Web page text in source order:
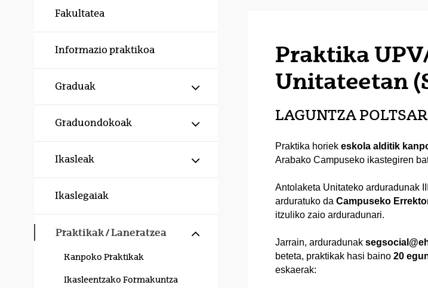
Fakultatea
Informazio praktikoa
Graduak Erakutsi/izkutatu azpiorriak
Graduondokoak Erakutsi/izkutatu azpiorriak
Ikasleak Erakutsi/izkutatu azpiorriak
Ikaslegaiak
Praktikak / Laneratzea Erakutsi/izkutatu azpiorriak
Kanpoko Praktikak
Ikasleentzako Formakuntza
Praktika
Unitateetan
LAGUNTZA
Praktika horiek eskola alditik
Arabako Campuseko ikastegiren
Antolaketa Unitateko arduradunak
arduratuko da Campuseko
itzuliko zaio arduradunari.
Jarrain, arduradunak
beteta, praktikak hasi baino20
eskaerak: